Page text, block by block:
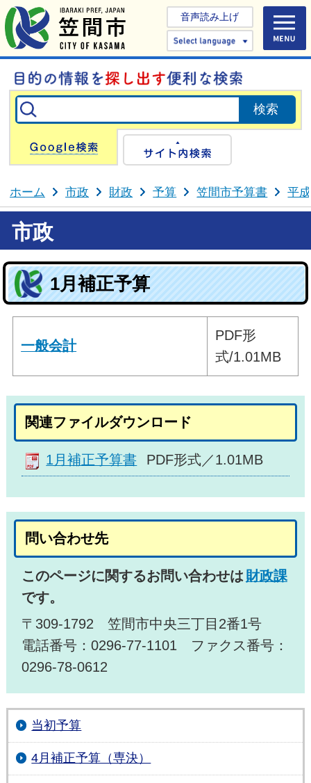
音声読み上げ
Select
Google検索
ホーム 市政 財政 予算 笠間市予算書 平
市政
1月補正予算
一般会計
PDF形
式/1.01MB
関連ファイルダウンロード
1月補正予算書 PDF形式／1.01MB
問い合わせ先
このページに関するお問い合わせは 財政課
です。
〒309-1792 笠間市中央三丁目2番1号
電話番号：0296-77-1101 ファクス番号：
0296-78-0612
当初予算
4月補正予算（専決）